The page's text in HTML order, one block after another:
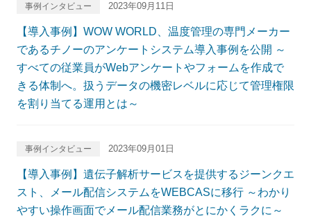
事例インタビュー 2023年09月11日
【導入事例】WOW WORLD、温度管理の専門メーカー
であるチノーのアンケートシステム導入事例を公開 ～
すべての従業員がWebアンケートやフォームを作成で
きる体制へ。扱うデータの機密レベルに応じて管理権限
を割り当てる運用とは～
事例インタビュー 2023年09月01日
【導入事例】遺伝子解析サービスを提供するジーンクエ
スト、メール配信システムをWEBCASに移行 ～わかり
やすい操作画面でメール配信業務がとにかくラクに～